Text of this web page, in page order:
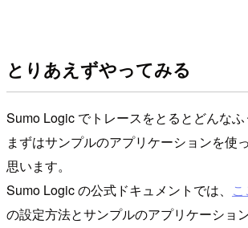
とりあえずやってみる
Sumo Logic でトレースをとるとどんなふ
まずはサンプルのアプリケーションを使
思います。
Sumo Logic の公式ドキュメントでは、 こ
の設定方法とサンプルのアプリケーショ